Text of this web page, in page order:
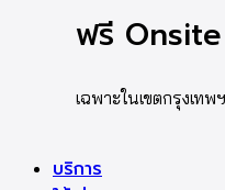
ฟรี
เฉพาะในเขตกรุงเท
บริการ